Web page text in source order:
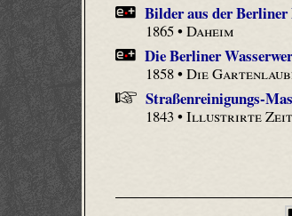
Bilder aus der Berliner
1865 •Daheim
Die Berliner
1858 •Die
Straßenreinigungs-
1843 •Illustrirte